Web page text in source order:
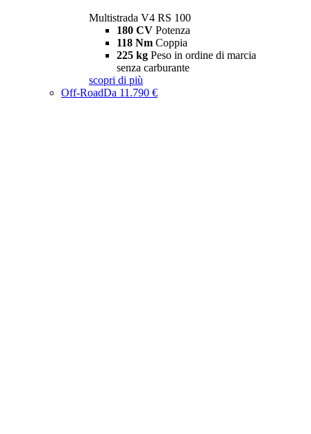
Multistrada V4 RS 100
180 CV Potenza
118 Nm Coppia
225 kg Peso in ordine di marcia
senza carburante
scopri di più
Off-RoadDa 11.790 €